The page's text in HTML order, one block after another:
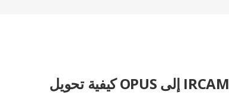
كيفية تحويل OPUS إلى IRCAM